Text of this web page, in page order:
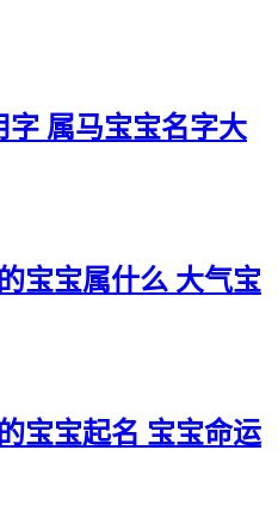
字 属马宝宝名字大
宝宝属什么 大气宝
宝宝起名 宝宝命运